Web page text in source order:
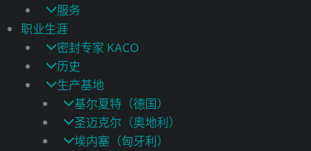
服务
职业生涯
密封专家 KACO
历史
生产基地
基尔夏特（德国）
圣迈克尔（奥地利）
埃内塞（匈牙利）